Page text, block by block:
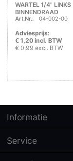
WARTEL 1/4" LINKS
BINNENDRAAD
Art.Nr.: 04-002-00
Adviesprijs:
€ 1,20 incl. BTW
€ 0,99 excl. BTW
Informatie
Service